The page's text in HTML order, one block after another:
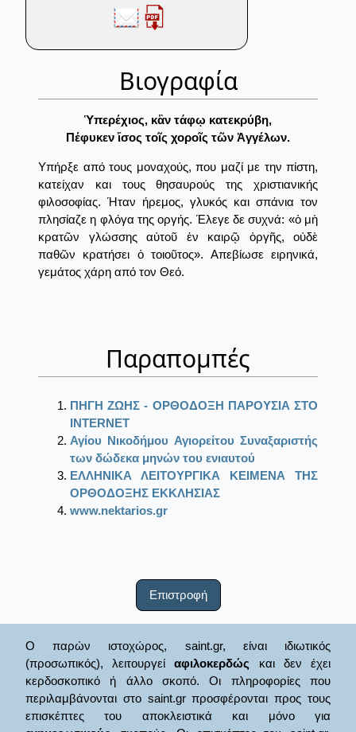
Βιογραφία
Ὑπερέχιος, κἂν τάφῳ κατεκρύβη,
Πέφυκεν ἴσος τοῖς χοροῖς τῶν Ἀγγέλων.
Υπήρξε από τους μοναχούς, που μαζί με την πίστη,
κατείχαν και τους θησαυρούς της χριστιανικής
φιλοσοφίας. Ήταν ήρεμος, γλυκός και σπάνια τον
πλησίαζε η φλόγα της οργής. Έλεγε δε συχνά: «ὁ μὴ
κρατῶν γλώσσης αὐτοῦ ἐν καιρῷ ὀργῆς, οὐδὲ
παθῶν κρατήσει ὁ τοιοῦτος». Απεβίωσε ειρηνικά,
γεμάτος χάρη από τον Θεό.
Παραπομπές
ΠΗΓΗ ΖΩΗΣ - ΟΡΘΟΔΟΞΗ ΠΑΡΟΥΣΙΑ ΣΤΟ
ΙΝΤΕRΝΕΤ
Αγίου Νικοδήμου Αγιορείτου Συναξαριστής
των δώδεκα μηνών του ενιαυτού
ΕΛΛΗΝΙΚΑ ΛΕΙΤΟΥΡΓΙΚΑ ΚΕΙΜΕΝΑ ΤΗΣ
ΟΡΘΟΔΟΞΗΣ ΕΚΚΛΗΣΙΑΣ
www.nektarios.gr
Επιστροφή
Ο παρών ιστοχώρος, saint.gr, είναι ιδιωτικός
(προσωπικός), λειτουργείαφιλοκερδώς και δεν έχει
κερδοσκοπικό ή άλλο σκοπό. Οι πληροφορίες που
περιλαμβάνονται στο saint.gr προσφέρονται προς τους
επισκέπτες του αποκλειστικά και μόνο για